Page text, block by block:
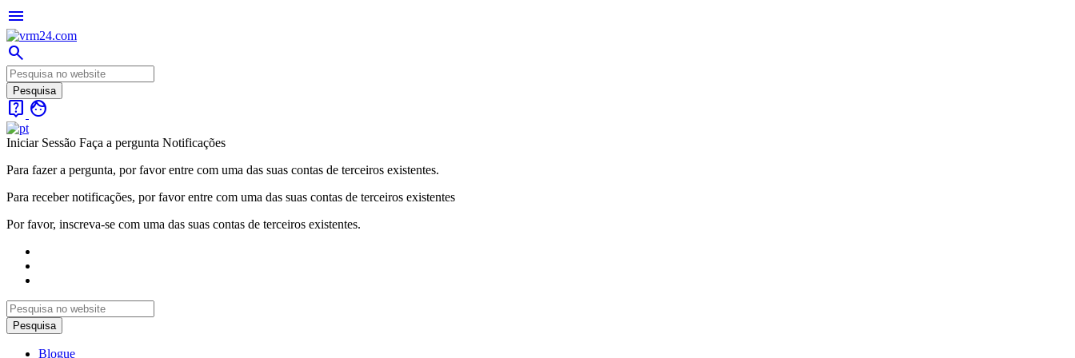
menu
search
live_help face
Iniciar Sessão Faça a pergunta Notificações
Para fazer a pergunta, por favor entre com uma das suas contas de terceiros existentes.
Para receber notificações, por favor entre com uma das suas contas de terceiros existentes
Por favor, inscreva-se com uma das suas contas de terceiros existentes.
Blogue